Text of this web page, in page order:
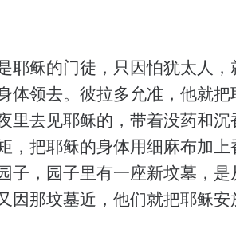
耶稣的门徒，只因怕犹太人，
体领去。彼拉多允准，他就把
里去见耶稣的，带着没药和
，把耶稣的身体用细麻布加上
子，园子里有一座新坟墓，
那坟墓近，他们就把耶稣安